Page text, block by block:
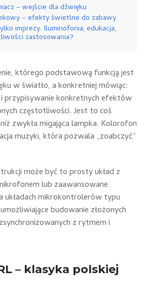
– wejście dla dźwięku
– efekty świetlne do zabawy
imprezy. Iluminofonia, edukacja,
zastosowania?
którego podstawową funkcją jest
w światło, a konkretniej mówiąc:
i przypisywanie konkretnych efektów
częstotliwości. Jest to coś
zwykła migająca lampka. Kolorofon
muzyki, która pozwala „zoabczyć”
może być to prosty układ z
lub zaawansowane
układach mikrokontrolerów typu
budowanie złożonych
z rytmem i
– klasyka polskiej